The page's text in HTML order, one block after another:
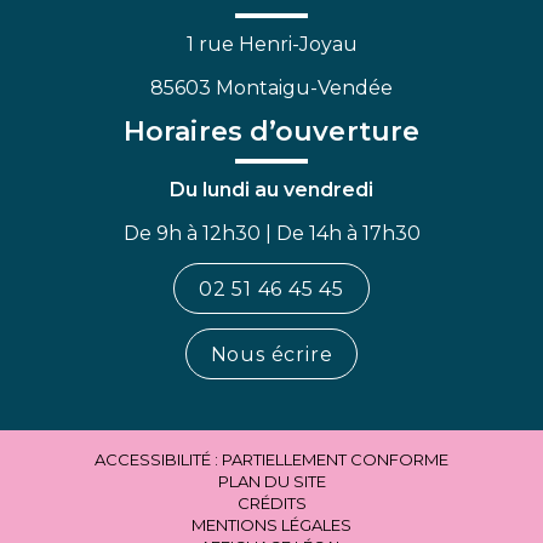
1 rue Henri-Joyau
85603 Montaigu-Vendée
Horaires d’ouverture
Du lundi au vendredi
De 9h à 12h30 | De 14h à 17h30
02 51 46 45 45
Nous écrire
ACCESSIBILITÉ : PARTIELLEMENT CONFORME
PLAN DU SITE
CRÉDITS
MENTIONS LÉGALES